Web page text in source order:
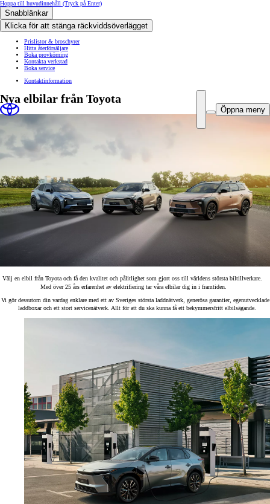
Hoppa till huvudinnehåll (Tryck på Enter)
Snabblänkar
Klicka för att stänga räckviddsöverlägget
Prislistor & broschyrer
Hitta återförsäljare
Boka provkörning
Kontakta verkstad
Boka service
Kontaktinformation
Öppna meny
Nya elbilar från Toyota
Välj en elbil från Toyota och få den kvalitet och pålitlighet som gjort oss till världens största biltillverkare.
Med över 25 års erfarenhet av elektrifiering tar våra elbilar dig in i framtiden.
Vi gör dessutom din vardag enklare med ett av Sveriges största laddnätverk, generösa garantier, egenutvecklade
laddboxar och ett stort servicenätverk. Allt för att du ska kunna få ett bekymmersfritt elbilsägande.